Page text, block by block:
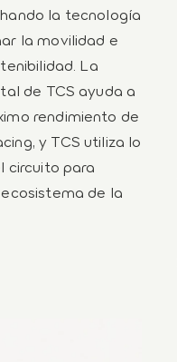
la tecnología
la movilidad e
La
de TCS ayuda a
rendimiento de
y TCS utiliza lo
circuito para
de la